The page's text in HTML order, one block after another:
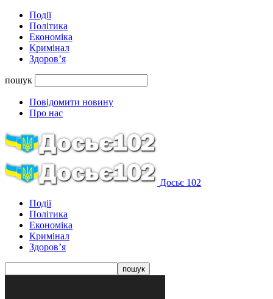
Події
Політика
Економіка
Кримінал
Здоров’я
пошук
Повідомити новину
Про нас
Досьє 102
Події
Політика
Економіка
Кримінал
Здоров’я